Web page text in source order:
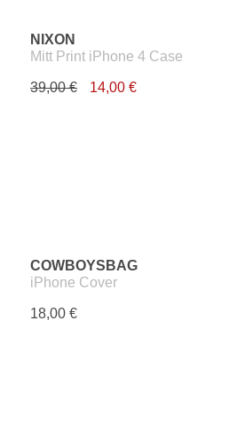
NIXON
Mitt Print iPhone 4 Case
39,00 € 14,00 €
COWBOYSBAG
iPhone Cover
18,00 €